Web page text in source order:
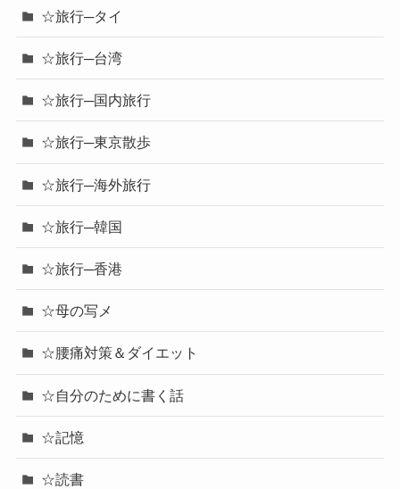
☆旅行─タイ
☆旅行─台湾
☆旅行─国内旅行
☆旅行─東京散歩
☆旅行─海外旅行
☆旅行─韓国
☆旅行─香港
☆母の写メ
☆腰痛対策＆ダイエット
☆自分のために書く話
☆記憶
☆読書